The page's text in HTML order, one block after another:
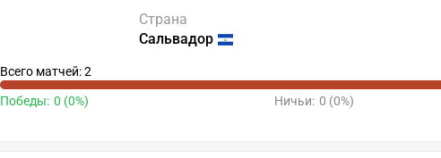
Страна
Сальвадор
Всего матчей: 2
Победы: 0 (0%) Ничьи: 0 (0%)